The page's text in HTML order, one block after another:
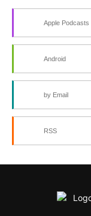
Apple Podcasts
Android
by Email
RSS